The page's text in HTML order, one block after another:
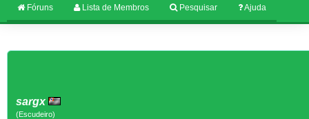
Fóruns Lista de Membros Pesquisar Ajuda
sargx
(Escudeiro)